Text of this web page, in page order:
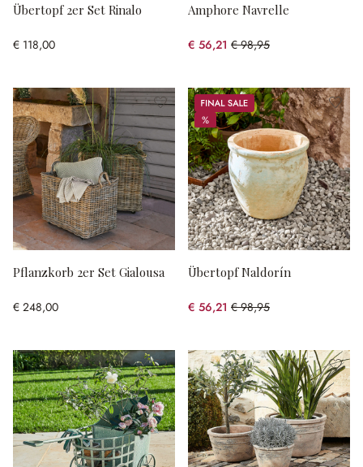
Übertopf 2er Set Rinalo
€ 118,00
Amphore Navrelle
€ 56,21 € 98,95
(43.19% gespart)
Pflanzkorb 2er Set Gialousa
€ 248,00
Sale
%
%
Übertopf Naldorín
€ 56,21 € 98,95
(43.19% gespart)